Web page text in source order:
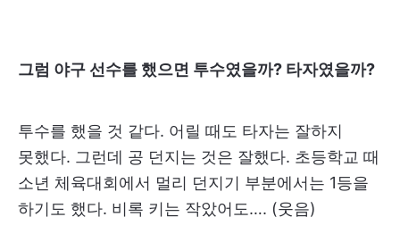
그럼 야구 선수를 했으면 투수였을까? 타자였을까?
투수를 했을 것 같다. 어릴 때도 타자는 잘하지
못했다. 그런데 공 던지는 것은 잘했다. 초등학교 때
소년 체육대회에서 멀리 던지기 부분에서는 1등을
하기도 했다. 비록 키는 작았어도…. (웃음)